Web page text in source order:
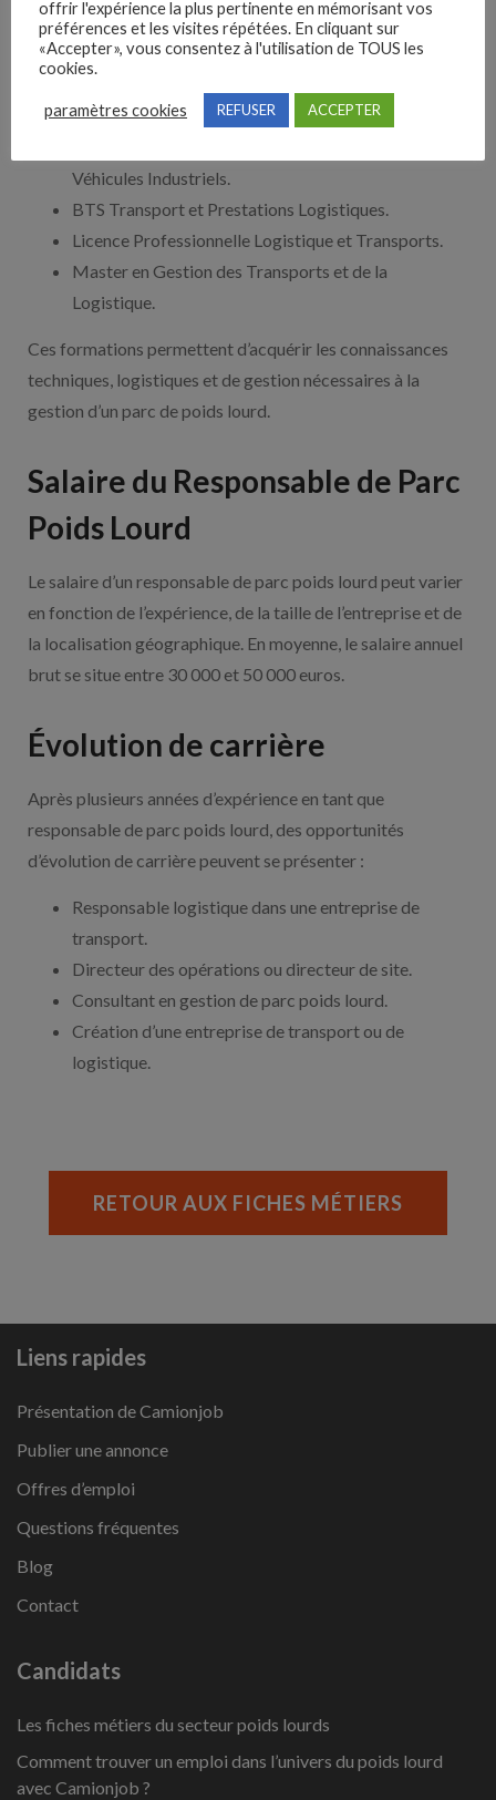
Lourd
Pour devenir responsable de parc poids lourd en France,
différentes formations sont possibles, du BAC au Bac+5 :
Véhicules Industriels.
BTS Transport et Prestations Logistiques.
Licence Professionnelle Logistique et Transports.
Master en Gestion des Transports et de la
Logistique.
Ces formations permettent d’acquérir les connaissances
techniques, logistiques et de gestion nécessaires à la
gestion d’un parc de poids lourd.
Salaire du Responsable de Parc
Poids Lourd
Le salaire d’un responsable de parc poids lourd peut varier
en fonction de l’expérience, de la taille de l’entreprise et de
la localisation géographique. En moyenne, le salaire annuel
brut se situe entre 30 000 et 50 000 euros.
Évolution de carrière
Après plusieurs années d’expérience en tant que
responsable de parc poids lourd, des opportunités
d’évolution de carrière peuvent se présenter :
Responsable logistique dans une entreprise de
transport.
Directeur des opérations ou directeur de site.
Consultant en gestion de parc poids lourd.
Création d’une entreprise de transport ou de
logistique.
RETOUR AUX FICHES MÉTIERS
Liens rapides
Présentation de Camionjob
Publier une annonce
Offres d’emploi
Questions fréquentes
Blog
Contact
Candidats
Les fiches métiers du secteur poids lourds
Comment trouver un emploi dans l’univers du poids lourd
avec Camionjob ?
offrir l'expérience la plus pertinente en mémorisant vos
préférences et les visites répétées. En cliquant sur
«Accepter», vous consentez à l'utilisation de TOUS les
cookies.
paramètres cookies REFUSER ACCEPTER